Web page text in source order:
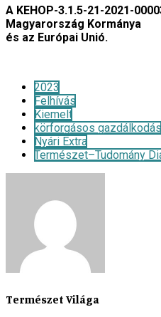
A KEHOP-3.1.5-21-2021-
Magyarország Kormánya
és az Európai Unió.
2023
Felhívás
Kiemelt
körforgásos gazdálkodás
Nyári Extra
Természet–Tudomány
Természet Világa